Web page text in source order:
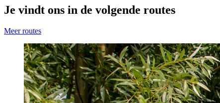
Je vindt ons in de volgende routes
Meer routes